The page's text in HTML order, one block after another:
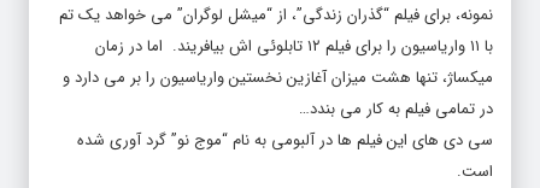
نمونه، برای فیلم “گذران زندگی”، از “میشل لوگران” می خواهد یک تم
با ۱۱ واریاسیون را برای فیلم ۱۲ تابلوئی اش بیافریند. اما در زمان
میکساژ، تنها هشت میزان آغازین نخستین واریاسیون را بر می دارد و
در تمامی فیلم به کار می بندد…
سی دی های این فیلم ها در آلبومی به نام “موج نو” گرد آوری شده
است.